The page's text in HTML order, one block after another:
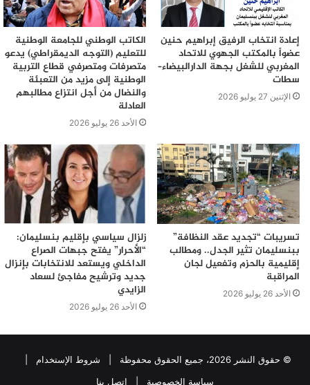
إعادة انتخاب الرفيق إبراهيم حنين
عضواً بالمكتب الجهوي للاتحاد
المغربي للشغل بجهة الدارالبيضاء–
سطات
الإثنين 27 يوليو 2026
الكاتب الوطني للجامعة الوطنية
للتعليم (التوجه الديمقراطي) يدعو
متصرفات ومتصرفي قطاع التربية
الوطنية إلى مزيد من التعبئة
والنضال من أجل انتزاع مطالبهم
العادلة
الأحد 26 يوليو 2026
تسريبات “تجديد عقد النظافة”
ببنسليمان تثير الجدل.. ومطالب
إقليمية بالحزم وتفعيل لجان
المراقبة
الأحد 26 يوليو 2026
زلزال سياسي بإقليم بنسليمان:
“الأحرار” يفتح جبهات الصراع
الداخلي ويستعد للانتخابات بإنزال
جديد وترشيح مفاجئ لسعاد
الزايدي
الأحد 26 يوليو 2026
© حقوق النشر 2026، جميع الحقوق محفوظة | شروط الإستخدام
سياسة الخصوصية
اتصل بنا